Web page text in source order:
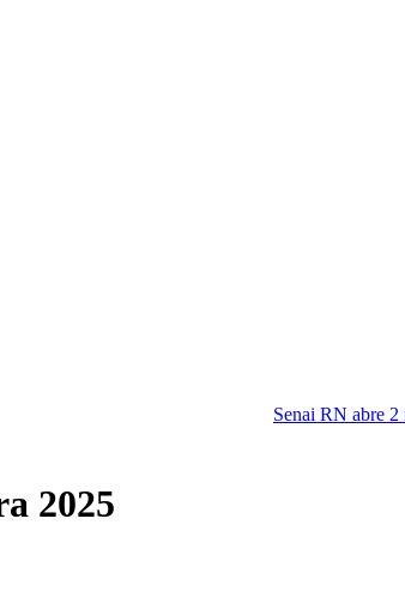
Senai RN abre 2 mil vagas em
2025